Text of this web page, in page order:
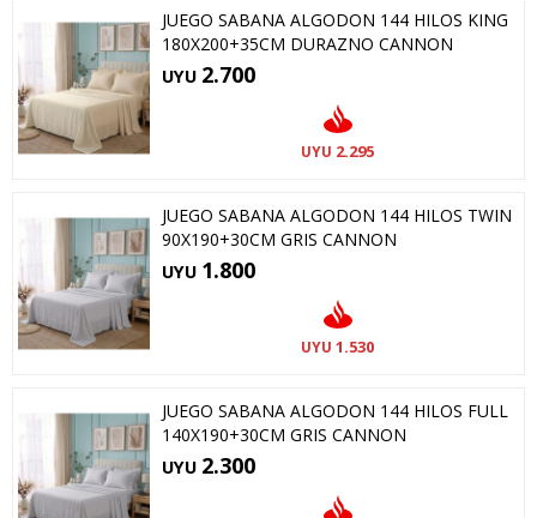
JUEGO SABANA ALGODON 144 HILOS KING
180X200+35CM DURAZNO CANNON
UYU 2.700
UYU 2.295
JUEGO SABANA ALGODON 144 HILOS TWIN
90X190+30CM GRIS CANNON
UYU 1.800
UYU 1.530
JUEGO SABANA ALGODON 144 HILOS FULL
140X190+30CM GRIS CANNON
UYU 2.300